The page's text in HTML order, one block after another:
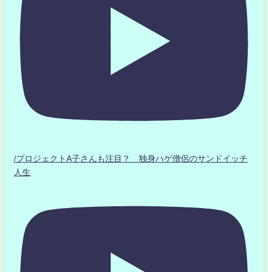
/プロジェクトA子さんも注目？ 独身ハゲ僧侶のサンドイッチ
人生